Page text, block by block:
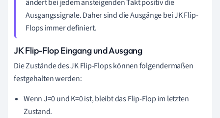
ändert bei jedem ansteigenden Takt positiv die
Ausgangssignale. Daher sind die Ausgänge bei JK Flip-
Flops immer definiert.
JK Flip-Flop Eingang und Ausgang
Die Zustände des JK Flip-Flops können folgendermaßen
festgehalten werden:
Wenn J=0 und K=0 ist, bleibt das Flip-Flop im letzten
Zustand.